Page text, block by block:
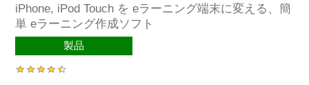
iPhone, iPod Touch を eラーニング端末に変える、簡
単 eラーニング作成ソフト
製品